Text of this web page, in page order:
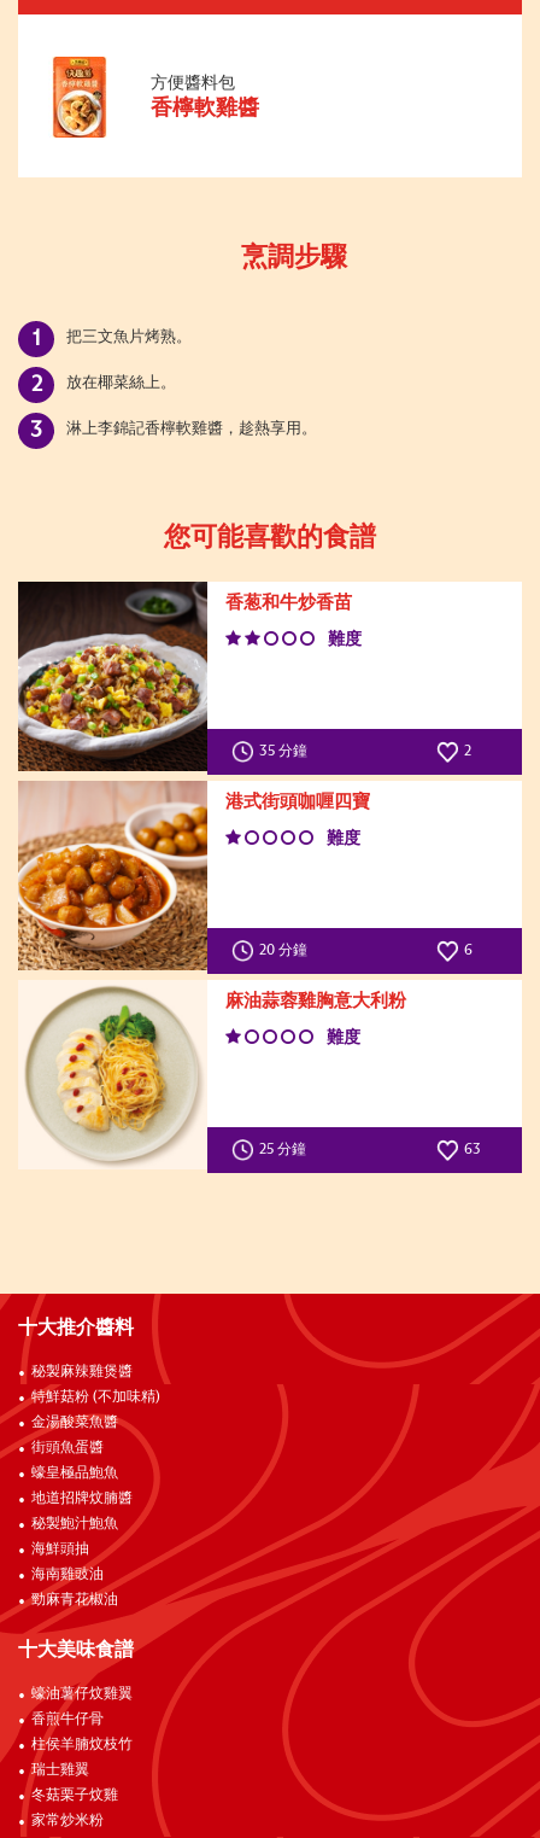
方便醬料包
香檸軟雞醬
烹調步驟
把三文魚片烤熟。
放在椰菜絲上。
淋上李錦記香檸軟雞醬，趁熱享用。
您可能喜歡的食譜
香葱和牛炒香苗
難度
35 分鐘 2
港式街頭咖喱四寶
難度
20 分鐘 6
麻油蒜蓉雞胸意大利粉
難度
25 分鐘 63
十大推介醬料
秘製麻辣雞煲醬
特鮮菇粉 (不加味精)
金湯酸菜魚醬
街頭魚蛋醬
蠔皇極品鮑魚
地道招牌炆腩醬
秘製鮑汁鮑魚
海鮮頭抽
海南雞豉油
勁麻青花椒油
十大美味食譜
蠔油薯仔炆雞翼
香煎牛仔骨
柱侯羊腩炆枝竹
瑞士雞翼
冬菇栗子炆雞
家常炒米粉